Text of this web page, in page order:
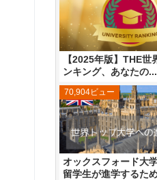
【2025年版】THE世
ンキング、あなたの...
オックスフォード大
留学生が進学するた
70,904ビュー